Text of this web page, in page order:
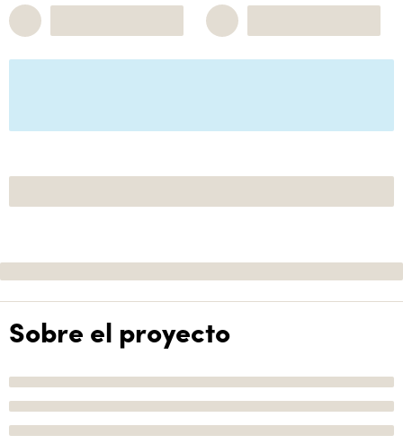
Sobre el proyecto